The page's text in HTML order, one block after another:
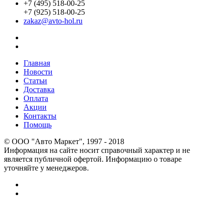
+7 (495) 518-00-25
+7 (925) 518-00-25
zakaz@avto-hol.ru
Главная
Новости
Статьи
Доставка
Оплата
Акции
Контакты
Помощь
© OOO "Авто Маркет", 1997 - 2018
Информация на сайте носит справочный характер и не
является публичной офертой. Информацию о товаре
уточняйте у менеджеров.